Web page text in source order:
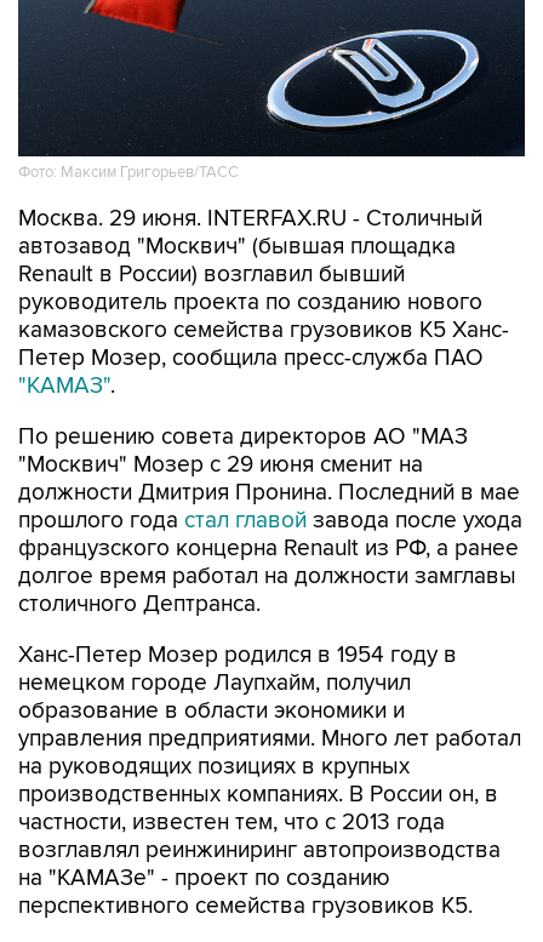
Фото: Максим Григорьев/ТАСС
Москва. 29 июня. INTERFAX.RU - Столичный
автозавод "Москвич" (бывшая площадка
Renault в России) возглавил бывший
руководитель проекта по созданию нового
камазовского семейства грузовиков К5 Ханс-
Петер Мозер, сообщила пресс-служба ПАО
"КАМАЗ".
По решению совета директоров АО "МАЗ
"Москвич" Мозер с 29 июня сменит на
должности Дмитрия Пронина. Последний в мае
прошлого года стал главой завода после ухода
французского концерна Renault из РФ, а ранее
долгое время работал на должности замглавы
столичного Дептранса.
Ханс-Петер Мозер родился в 1954 году в
немецком городе Лаупхайм, получил
образование в области экономики и
управления предприятиями. Много лет работал
на руководящих позициях в крупных
производственных компаниях. В России он, в
частности, известен тем, что с 2013 года
возглавлял реинжиниринг автопроизводства
на "КАМАЗе" - проект по созданию
перспективного семейства грузовиков К5.